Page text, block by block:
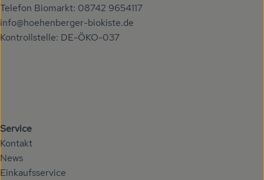
Telefon Biomarkt: 08742 9654117
info@hoehenberger-biokiste.de
Kontrollstelle: DE-ÖKO-037
Service
Kontakt
News
Einkaufsservice